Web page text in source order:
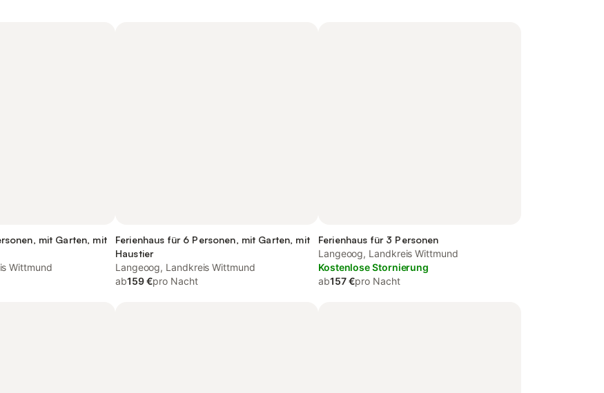
mit Garten, mit
Wittmund
Ferienhaus für 6 Personen, mit Garten, mit
Haustier
Langeoog, Landkreis Wittmund
ab159 €pro Nacht
Ferienhaus für 3 Personen
Langeoog, Landkreis Wittmund
Kostenlose Stornierung
ab157 €pro Nacht